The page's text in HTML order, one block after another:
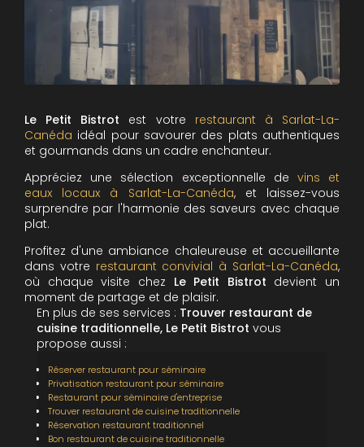
Le Petit Bistrot est votre restaurant à Sarlat-La-
Canéda idéal pour savourer des plats authentiques
et gourmands dans un cadre enchanteur.
Appréciez une sélection exceptionnelle de vins et
eaux locaux à Sarlat-La-Canéda, et laissez-vous
surprendre par l'harmonie des saveurs avec chaque
plat.
Profitez d'une ambiance chaleureuse et accueillante
dans votre restaurant convivial à Sarlat-La-Canéda,
où chaque visite chez Le Petit Bistrot devient un
moment de partage et de plaisir.
En plus de ses services : Trouver restaurant de
cuisine traditionnelle, Le Petit Bistrot vous
propose aussi :
Réserver restaurant pour séminaire
Privatisation restaurant pour séminaire
Restaurant pour séminaire d'entreprise
Trouver restaurant de cuisine traditionnelle
Réservation restaurant traditionnel
Bon restaurant de cuisine traditionnelle